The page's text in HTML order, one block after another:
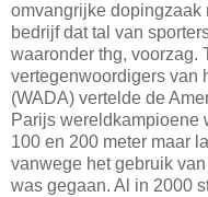
omvangrijke dopingzaak
bedrijf dat tal van
waaronder thg, voorzag.
vertegenwoordigers van
(WADA) vertelde de
Parijs wereldkampioene
100 en 200 meter maar
vanwege het gebruik
was gegaan. Al in 2000